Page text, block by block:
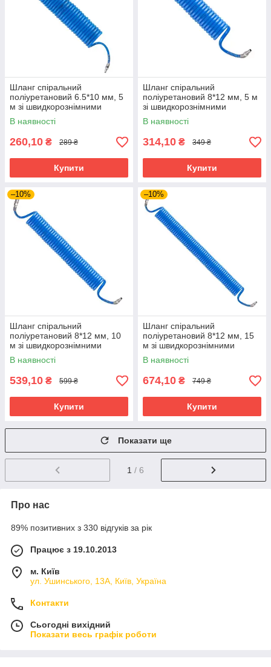
Шланг спіральний
поліуретановий 6.5*10 мм, 5
м зі швидкорознімними
з'єднаннями INTERTOOL PT-
1710
В наявності
260,10 ₴ 289 ₴
Купити
Шланг спіральний
поліуретановий 8*12 мм, 5 м
зі швидкорознімними
з'єднаннями INTERTOOL PT-
1715
В наявності
314,10 ₴ 349 ₴
Купити
–10%
Шланг спіральний
поліуретановий 8*12 мм, 10
м зі швидкорознімними
сполуками INTERTOOL PT-
1716
В наявності
539,10 ₴ 599 ₴
Купити
–10%
Шланг спіральний
поліуретановий 8*12 мм, 15
м зі швидкорознімними
з'єднаннями INTERTOOL PT-
1717
В наявності
674,10 ₴ 749 ₴
Купити
Показати ще
1 / 6
Про нас
89% позитивних з 330 відгуків за рік
Працює з 19.10.2013
м. Київ
ул. Ушинського, 13А, Київ, Україна
Контакти
Сьогодні вихідний
Показати весь графік роботи